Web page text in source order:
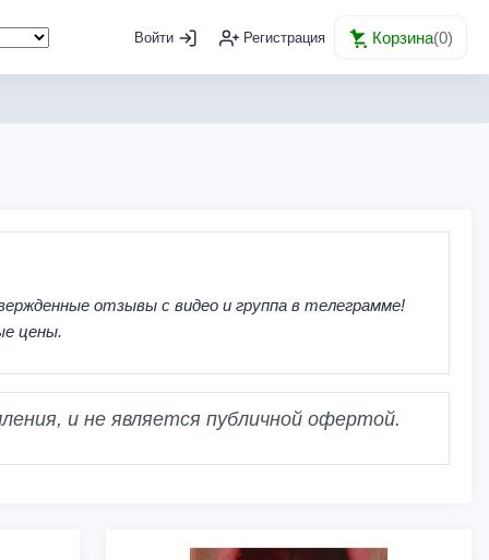
Войти Регистрация Корзина(0)
отзывы с видео и группа в телеграмме!
цены.
и не является публичной офертой.